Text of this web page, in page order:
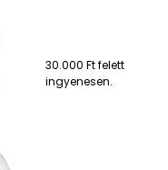
30.000 Ft felett
ingyenesen.